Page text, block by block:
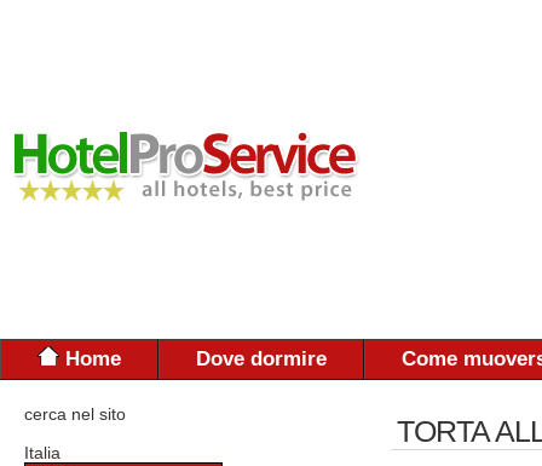
Home Dove dormire Come
cerca nel sito
Italia
TORTA